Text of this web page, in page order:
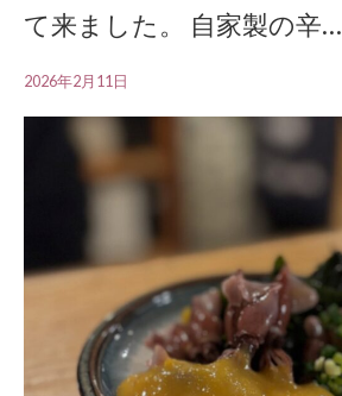
て来ました。 自家製の辛…
2026年2月11日